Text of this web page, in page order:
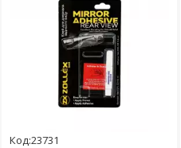
Код:23731